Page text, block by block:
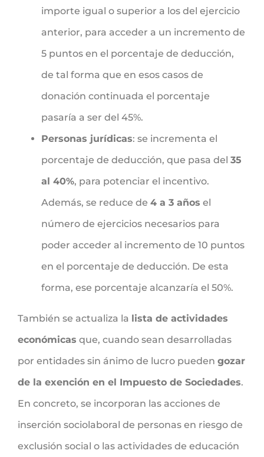
importe igual o superior a los del ejercicio
anterior, para acceder a un incremento de
5 puntos en el porcentaje de deducción,
de tal forma que en esos casos de
donación continuada el porcentaje
pasaría a ser del 45%.
Personas jurídicas: se incrementa el
porcentaje de deducción, que pasa del 35
al 40%, para potenciar el incentivo.
Además, se reduce de 4 a 3 años el
número de ejercicios necesarios para
poder acceder al incremento de 10 puntos
en el porcentaje de deducción. De esta
forma, ese porcentaje alcanzaría el 50%.
También se actualiza la lista de actividades
económicas que, cuando sean desarrolladas
por entidades sin ánimo de lucro pueden gozar
de la exención en el Impuesto de Sociedades.
En concreto, se incorporan las acciones de
inserción sociolaboral de personas en riesgo de
exclusión social o las actividades de educación